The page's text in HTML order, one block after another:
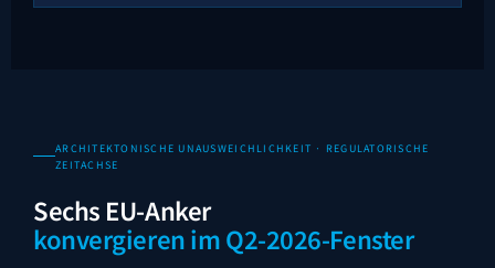
ARCHITEKTONISCHE UNAUSWEICHLICHKEIT · REGULATORISCHE
ZEITACHSE
Sechs EU-Anker
konvergieren im Q2-2026-Fenster